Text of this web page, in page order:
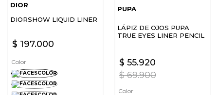
DIOR
DIORSHOW LIQUID LINER
$ 197.000
Color
PUPA
LÁPIZ DE OJOS PUPA
TRUE EYES LINER PENCIL
$ 69.900
$ 55.920
Color